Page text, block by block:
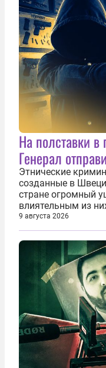
На полставки
Генерал
Этнические
созданные в
стране огромный
влиятельным из
этой сети не
подсаживают их
нечто еще даже
9 августа 2026